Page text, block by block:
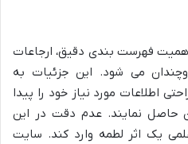
فهرست بندی دقیق، ارجاعات
می شود. این جزئیات به
اطلاعات مورد نیاز خود را پیدا
حاصل نمایند. عدم دقت در این
یک اثر لطمه وارد کند. سایت